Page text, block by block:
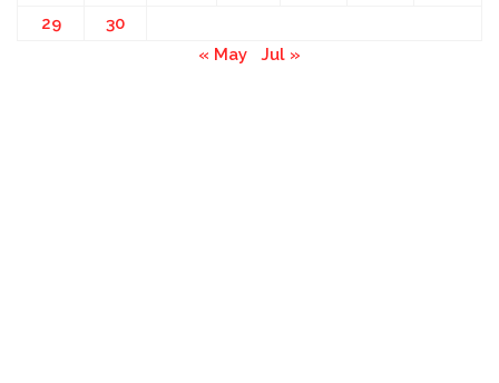
29
30
« May
Jul »